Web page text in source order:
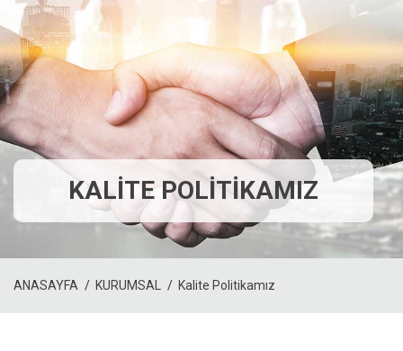
KALITE POLITIKAMIZ
ANASAYFA KURUMSAL Kalite Politikamız